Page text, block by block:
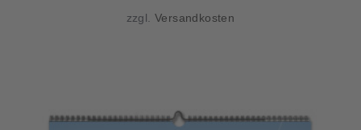
zzgl.Versandkosten